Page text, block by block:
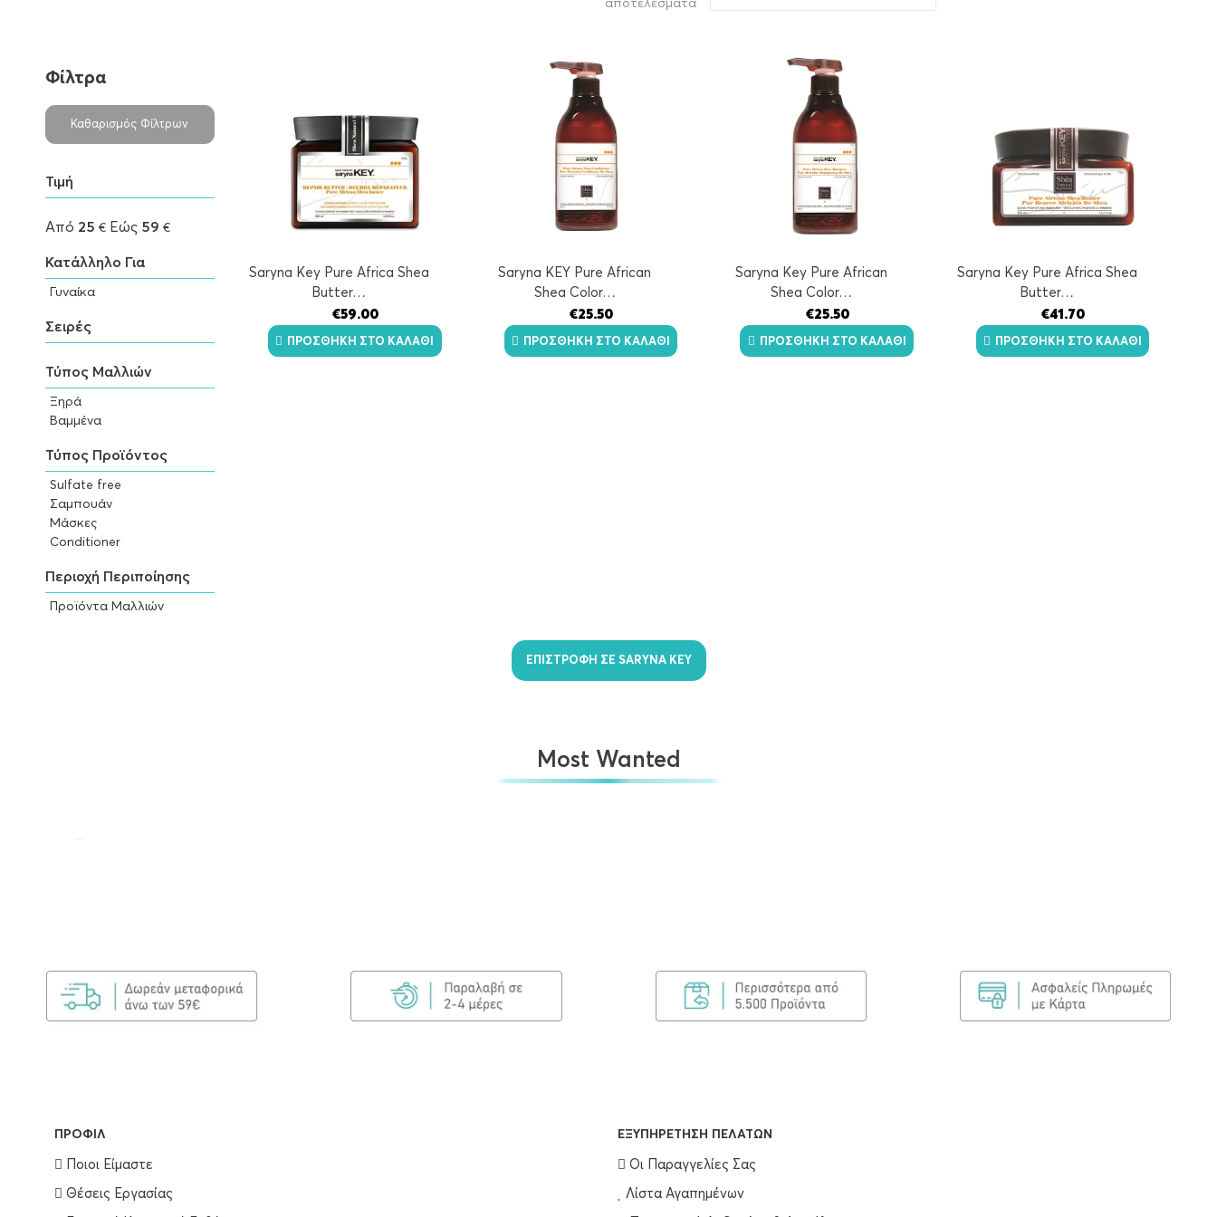
αποτελέσματαSorted
Φίλτρα
Καθαρισμός Φίλτρων
Τιμή
Από 25 € Εώς 59 €
Κατάλληλο Για
Γυναίκα
Σειρές
Τύπος Μαλλιών
Ξηρά
Βαμμένα
Τύπος Προϊόντος
Sulfate free
Σαμπουάν
Μάσκες
Conditioner
Περιοχή Περιποίησης
Προϊόντα Μαλλιών
Saryna Key Pure Africa Shea
Butter…
€59.00
ΠΡΟΣΘΉΚΗ ΣΤΟ ΚΑΛΆΘΙ
Saryna KEY Pure African
Shea Color…
€25.50
ΠΡΟΣΘΉΚΗ ΣΤΟ ΚΑΛΆΘΙ
Saryna Key Pure African
Shea Color…
€25.50
ΠΡΟΣΘΉΚΗ ΣΤΟ ΚΑΛΆΘΙ
Saryna Key Pure Africa Shea
Butter…
€41.70
ΠΡΟΣΘΉΚΗ ΣΤΟ ΚΑΛΆΘΙ
ΕΠΙΣΤΡΟΦΗ ΣΕ SARYNA KEY
Most Wanted
ΠΡΟΦΊΛ
Ποιοι Είμαστε
Θέσεις Εργασίας
EΞΥΠΗΡΈΤΗΣΗ ΠΕΛΑΤΏΝ
Οι Παραγγελίες Σας
Λίστα Αγαπημένων